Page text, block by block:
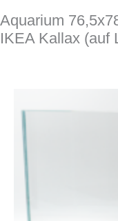
Aquarium
IKEA Kallax (auf